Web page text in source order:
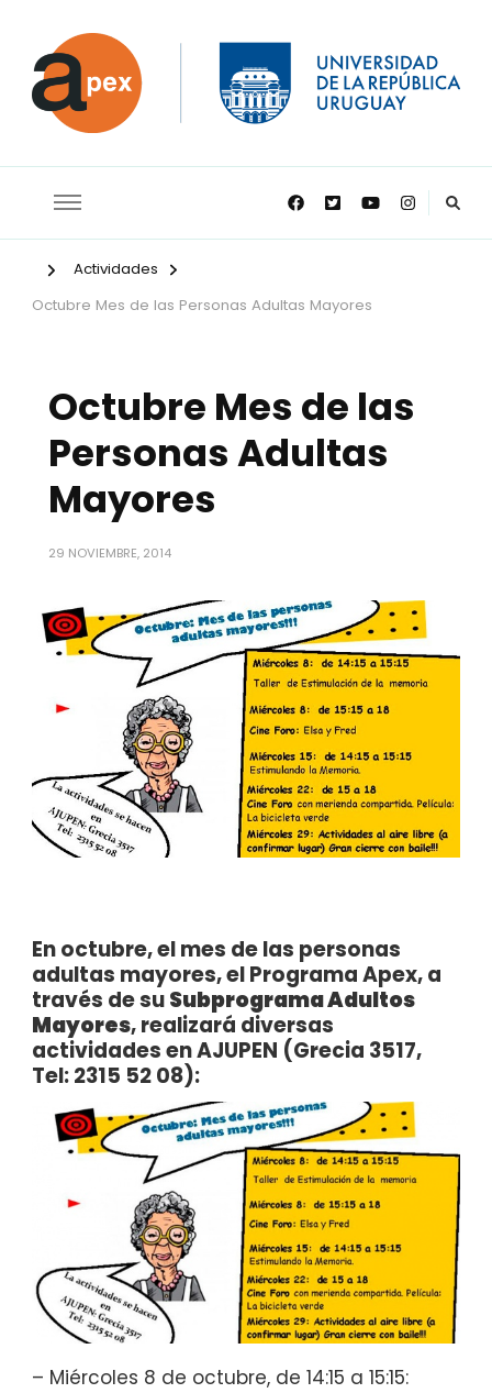
APEX
Actividades
Octubre Mes de las Personas Adultas Mayores
Octubre Mes de las
Personas Adultas
Mayores
29 NOVIEMBRE, 2014
En octubre, el mes de las personas
adultas mayores, el Programa Apex, a
través de suSubprograma Adultos
Mayores, realizará diversas
actividades en AJUPEN (Grecia 3517,
Tel: 2315 52 08):
– Miércoles 8 de octubre, de 14:15 a 15:15: